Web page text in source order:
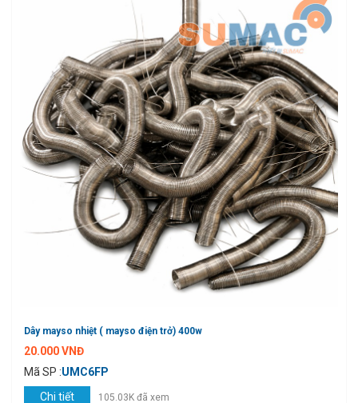
Dây mayso nhiệt ( mayso điện trở) 400w
20.000 VNĐ
Mã SP :UMC6FP
Chi tiết
105.03K đã xem